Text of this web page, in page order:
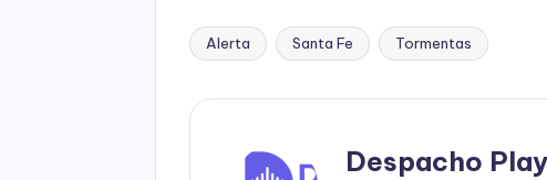
Tags:
Alerta Santa Fe Tormentas
Despacho Play